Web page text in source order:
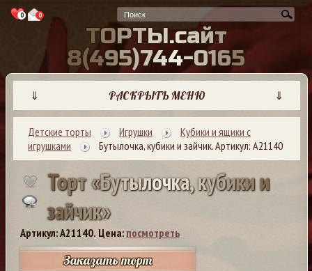
0 0
ТОРТЫ.сайт
8(495)744-0165
⇓ РАСКРЫТЬ МЕНЮ ⇓
Детские торты Игрушки
Кубики и ящики с
игрушками
Бутылочка, кубики и зайчик. Артикул: А21140
Торт«Бутылочка,кубикии
зайчик»
Артикул: A21140. Цена: посмотреть
Заказать торт